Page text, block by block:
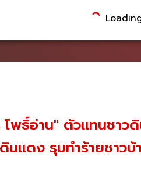
พธิ์อ่าน" ตัวแทนชาว
แดง รุมทำร้ายชาวบ้